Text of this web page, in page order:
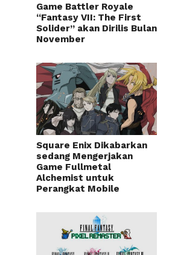
Game Battler Royale
“Fantasy VII: The First
Solider” akan Dirilis Bulan
November
Square Enix Dikabarkan
sedang Mengerjakan
Game Fullmetal
Alchemist untuk
Perangkat Mobile